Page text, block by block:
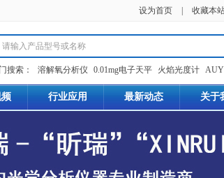
设为首页 收藏本
搜索： 溶解氧分析仪 0.01mg电子天平 火焰光度计
行业应用 最新动态 关于